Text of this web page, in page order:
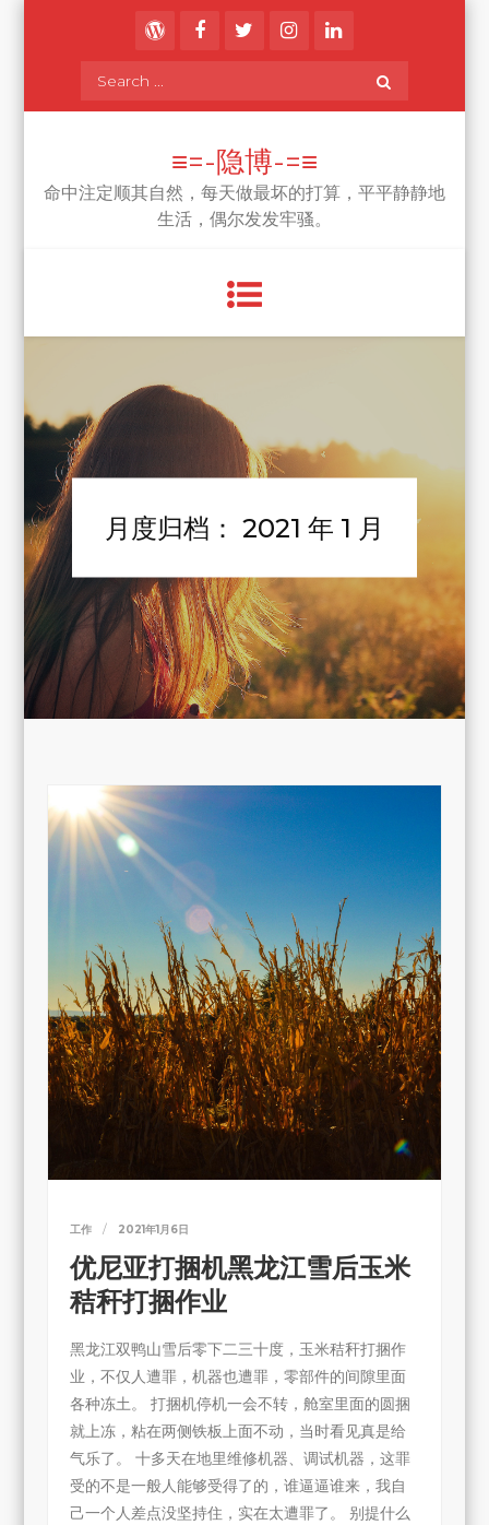
Search
≡=-隐博-=≡
命中注定顺其自然，每天做最坏的打算，平平静静地
生活，偶尔发发牢骚。
月度归档： 2021 年 1 月
工作 2021年1月6日
优尼亚打捆机黑龙江雪后玉米
秸秆打捆作业
黑龙江双鸭山雪后零下二三十度，玉米秸秆打捆作
业，不仅人遭罪，机器也遭罪，零部件的间隙里面
各种冻土。 打捆机停机一会不转，舱室里面的圆捆
就上冻，粘在两侧铁板上面不动，当时看见真是给
气乐了。 十多天在地里维修机器、调试机器，这罪
受的不是一般人能够受得了的，谁逼逼谁来，我自
己一个人差点没坚持住，实在太遭罪了。 别提什么